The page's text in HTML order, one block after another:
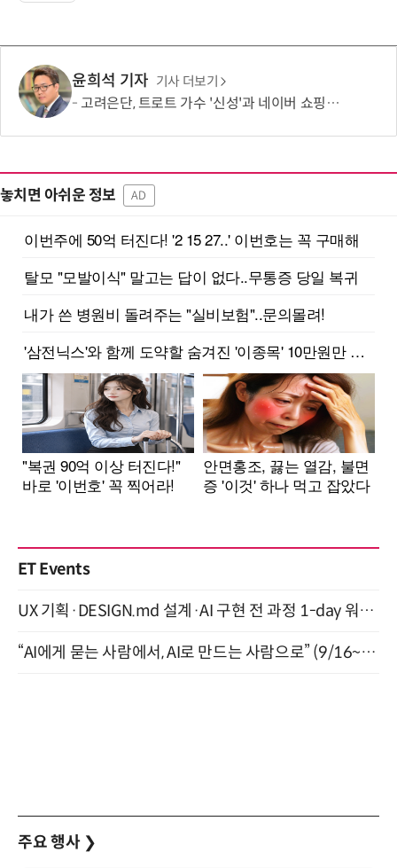
윤희석 기자 기사 더보기
고려은단, 트로트 가수 '신성'과 네이버 쇼핑라이브 켠다
놓치면 아쉬운 정보 AD
ET Events
UX 기획·DESIGN.md 설계·AI 구현 전 과정 1-day 워크숍 with Claude Code·Codex 9월 15일 개최
“AI에게 묻는 사람에서, AI로 만드는 사람으로” (9/16~17)
주요 행사 ❯